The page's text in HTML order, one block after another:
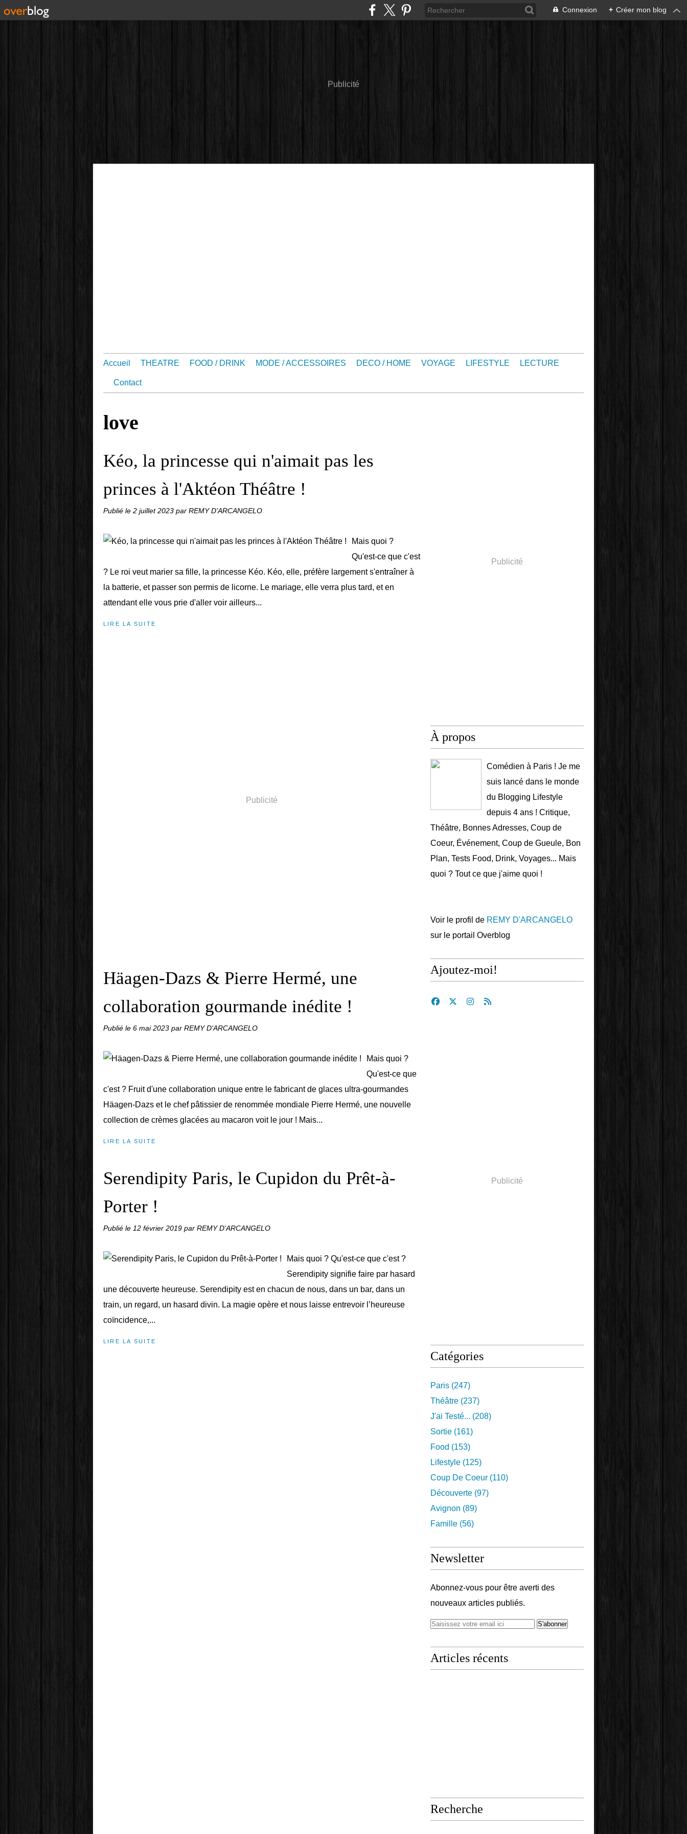
Connexion + Créer mon blog
Publicité
Accueil THEATRE FOOD / DRINK MODE / ACCESSOIRES DECO / HOME VOYAGE LIFESTYLE LECTURE
Contact
love
Kéo, la princesse qui n'aimait pas les
princes à l'Aktéon Théâtre !
Publié le 2 juillet 2023 par REMY D'ARCANGELO
Mais quoi ?
Qu'est-ce que c'est
? Le roi veut marier sa fille, la princesse Kéo. Kéo, elle, préfère largement s'entraîner à
la batterie, et passer son permis de licorne. Le mariage, elle verra plus tard, et en
attendant elle vous prie d'aller voir ailleurs...
LIRE LA SUITE
Publicité
Häagen-Dazs & Pierre Hermé, une
collaboration gourmande inédite !
Publié le 6 mai 2023 par REMY D'ARCANGELO
Mais quoi ?
Qu'est-ce que
c'est ? Fruit d'une collaboration unique entre le fabricant de glaces ultra-gourmandes
Häagen-Dazs et le chef pâtissier de renommée mondiale Pierre Hermé, une nouvelle
collection de crèmes glacées au macaron voit le jour ! Mais...
LIRE LA SUITE
Serendipity Paris, le Cupidon du Prêt-à-
Porter !
Publié le 12 février 2019 par REMY D'ARCANGELO
Mais quoi ? Qu'est-ce que c'est ?
Serendipity signifie faire par hasard
une découverte heureuse. Serendipity est en chacun de nous, dans un bar, dans un
train, un regard, un hasard divin. La magie opère et nous laisse entrevoir l’heureuse
coïncidence,...
LIRE LA SUITE
Publicité
À propos
Comédien à Paris ! Je me
suis lancé dans le monde
du Blogging Lifestyle
depuis 4 ans ! Critique,
Théâtre, Bonnes Adresses, Coup de
Coeur, Événement, Coup de Gueule, Bon
Plan, Tests Food, Drink, Voyages... Mais
quoi ? Tout ce que j'aime quoi !
Voir le profil de REMY D'ARCANGELO
sur le portail Overblog
Ajoutez-moi!
Publicité
Catégories
Paris (247)
Théâtre (237)
J'ai Testé... (208)
Sortie (161)
Food (153)
Lifestyle (125)
Coup De Coeur (110)
Découverte (97)
Avignon (89)
Famille (56)
Newsletter
Abonnez-vous pour être averti des
nouveaux articles publiés.
Articles récents
Recherche